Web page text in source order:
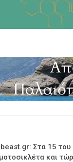
Στα 15 του
και